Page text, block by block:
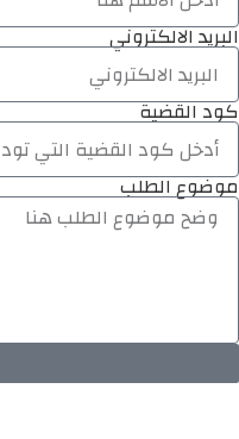
البريد الالكتروني
كود القضية
موضوع الطلب